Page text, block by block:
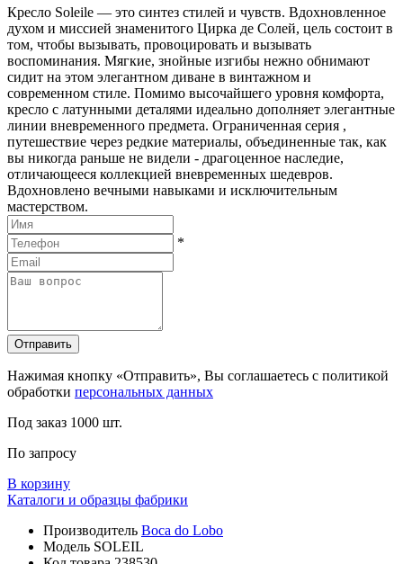
Кресло Soleile — это синтез стилей и чувств. Вдохновленное
духом и миссией знаменитого Цирка де Солей, цель состоит в
том, чтобы вызывать, провоцировать и вызывать
воспоминания. Мягкие, знойные изгибы нежно обнимают
сидит на этом элегантном диване в винтажном и
современном стиле. Помимо высочайшего уровня комфорта,
кресло с латунными деталями идеально дополняет элегантные
линии вневременного предмета. Ограниченная серия ,
путешествие через редкие материалы, объединенные так, как
вы никогда раньше не видели - драгоценное наследие,
отличающееся коллекцией вневременных шедевров.
Вдохновлено вечными навыками и исключительным
мастерством.
*
Отправить
Нажимая кнопку «Отправить», Вы соглашаетесь с политикой
обработки персональных данных
Под заказ 1000 шт.
По запросу
В корзину
Каталоги и образцы фабрики
Производитель Boca do Lobo
Модель SOLEIL